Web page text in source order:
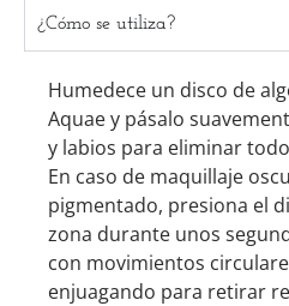
¿Cómo se utiliza?
Humedece un disco de
Aquae y pásalo
y labios para eliminar
En caso de maquillaje
pigmentado, presiona el
zona durante unos
con movimientos
enjuagando para retirar